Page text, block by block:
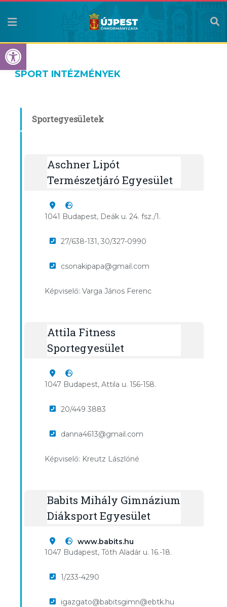
Eszköztár megnyitása
SPORT INTÉZMÉNYEK
Sportegyesületek
Aschner Lipót
Természetjáró Egyesület
1041 Budapest, Deák u. 24. fsz./1.
27/638-131, 30/327-0990
csonakipapa@gmail.com
Képviselő: Varga János Ferenc
Attila Fitness
Sportegyesület
1047 Budapest, Attila u. 156-158.
20/449 3883
danna4613@gmail.com
Képviselő: Kreutz Lászlóné
Babits Mihály Gimnázium
Diáksport Egyesület
www.babits.hu
1047 Budapest, Tóth Aladár u. 16.-18.
1/233-4290
igazgato@babitsgimn@ebtk.hu